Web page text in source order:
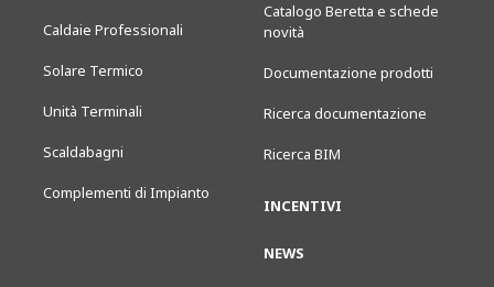
Caldaie Professionali
Solare Termico
Unità Terminali
Scaldabagni
Complementi di Impianto
Catalogo Beretta e schede
novità
Documentazione prodotti
Ricerca documentazione
Ricerca BIM
INCENTIVI
NEWS